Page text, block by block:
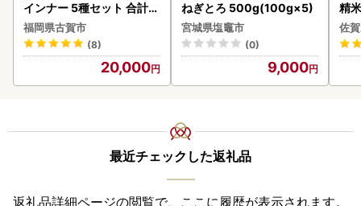
インナー 5種セット 合計4.
5kg ソーセージ
福岡県古賀市
(8)
20,000
ねぎとろ 500g(100g×5)
宮城県塩竈市
(0)
9,000
精
佐
最近チェックした返礼品
返礼品詳細ページの閲覧で、ここに履歴が表示されます。